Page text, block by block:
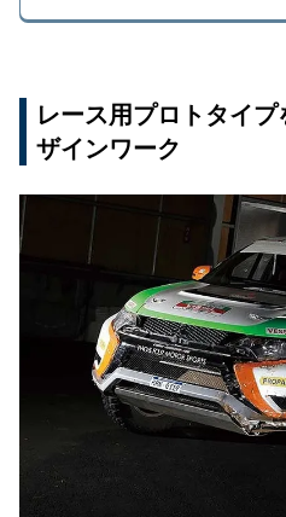
レース用プロトタイ
ザインワーク